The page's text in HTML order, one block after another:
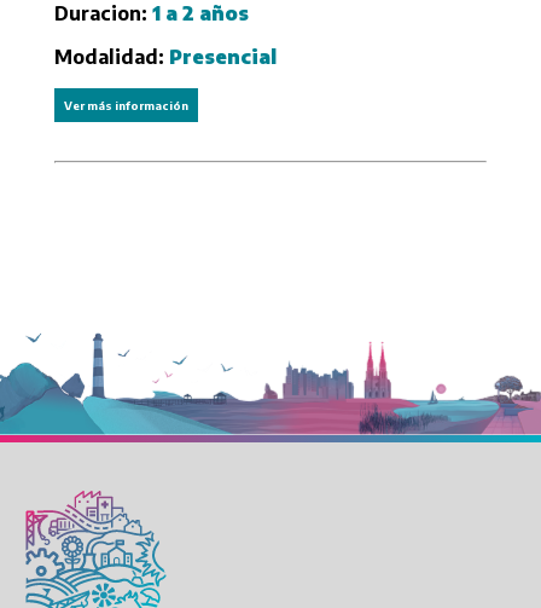
Duracion: 1 a 2 años
Modalidad: Presencial
Ver más información